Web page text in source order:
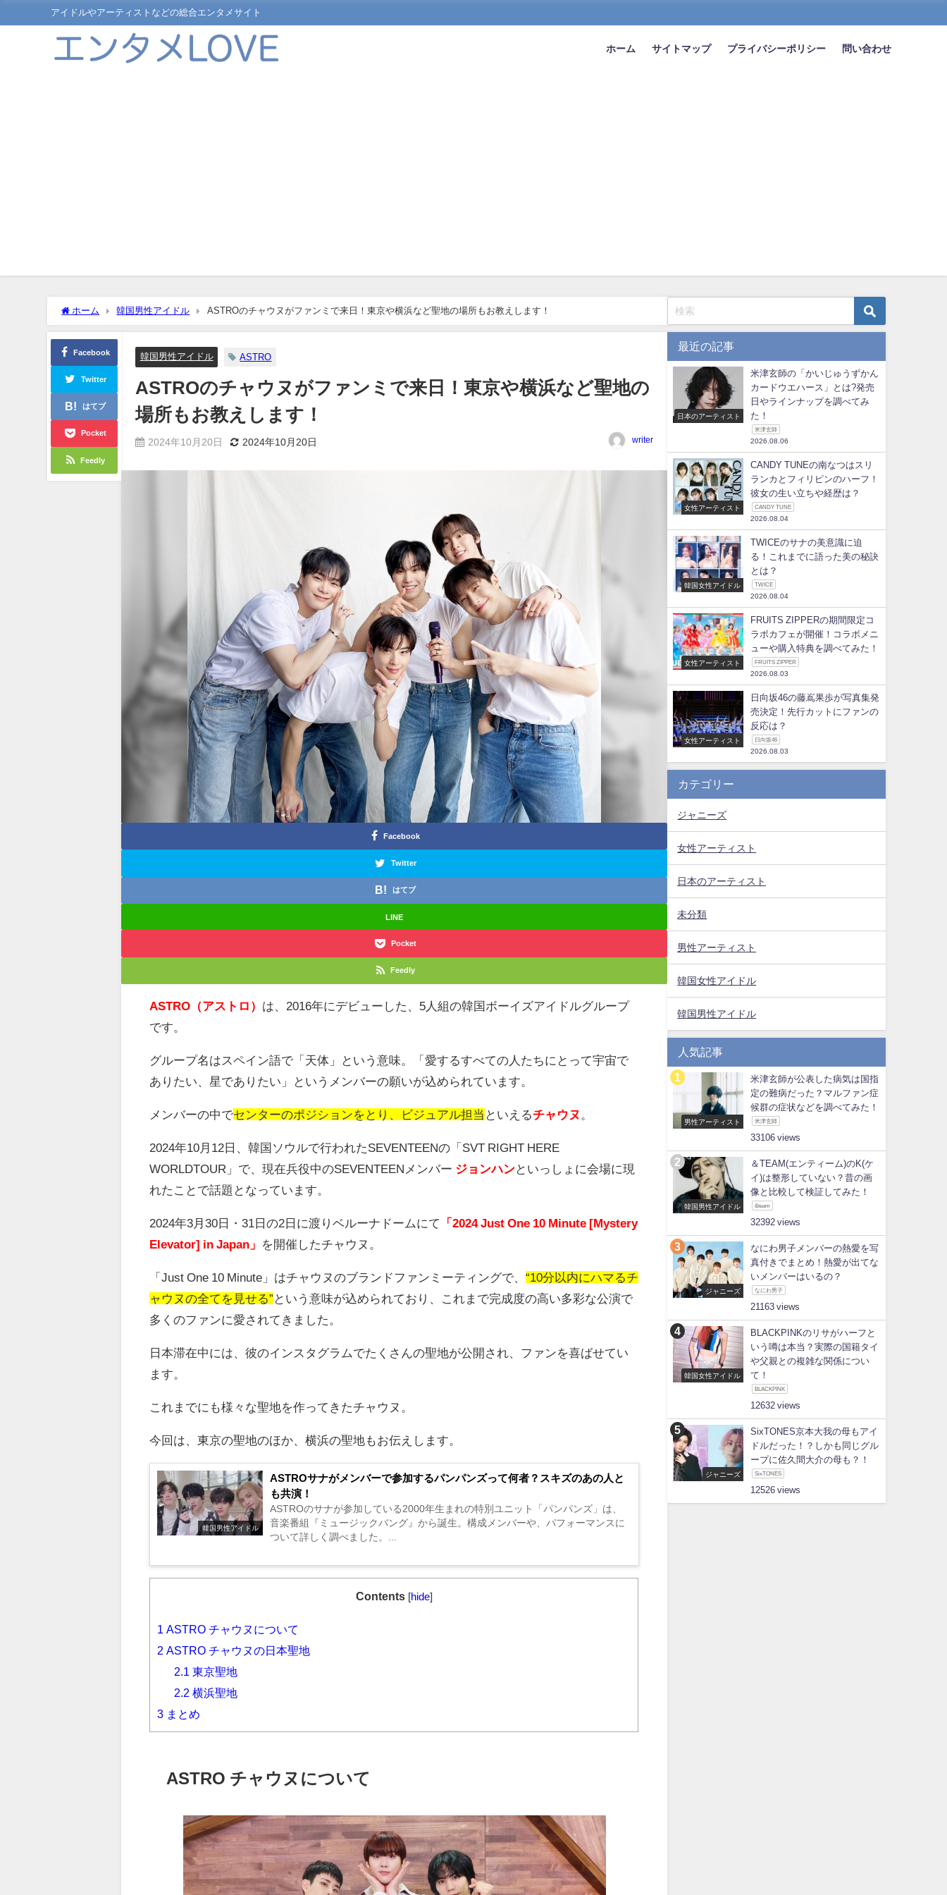
アイドルやアーティストなどの総合エンタメサイト
ホーム サイトマップ プライバシーポリシー 問い合わせ
ホーム 韓国男性アイドル ASTROのチャウヌがファンミで来日！東京や横浜など聖地の場所もお教えします！
Facebook
Twitter
はてブ
Pocket
Feedly
韓国男性アイドル ASTRO
ASTROのチャウヌがファンミで来日！東京や横浜など聖地の
場所もお教えします！
2024年10月20日 2024年10月20日 writer
Facebook
Twitter
はてブ
LINE
Pocket
Feedly
ASTRO（アストロ） は、2016年にデビューした、5人組の韓国ボーイズアイドルグループ
です。
グループ名はスペイン語で「天体」という意味。「愛するすべての人たちにとって宇宙で
ありたい、星でありたい」というメンバーの願いが込められています。
メンバーの中でセンターのポジションをとり、ビジュアル担当 といえるチャウヌ
2024年10月12日、韓国ソウルで行われたSEVENTEENの「 SVT RIGHT HERE
WORLDTOUR」で、現在兵役中のSEVENTEENメンバー ジョンハンといっしょに会場に現
れたことで話題となっています。
2024年3 月30 日・31 日の2 日に渡りベルーナドームにて
「2024 Just One 10 Minute [Mystery
Elevator] in Japan」
を開催したチャウヌ。
「Just One 10 Minute 」はチャウヌのブランドファンミーティングで、“10分以内にハマるチ
ャウヌの全てを見せる” という意味が込められており、これまで完成度の高い多彩な公演で
多くのファンに愛されてきました。
日本滞在中には、彼のインスタグラムでたくさんの聖地が公開され、ファンを喜ばせてい
ます。
これまでにも様々な聖地を作ってきたチャウヌ。
今回は、東京の聖地のほか、横浜の聖地もお伝えします。
韓国男性アイドル
ASTROサナがメンバーで参加するパンパンズって何者？スキズのあの人と
も共演！
ASTROのサナが参加している2000年生まれの特別ユニット「パンパンズ」は、
音楽番組『ミュージックバング』から誕生。構成メンバーや、パフォーマンスに
ついて詳しく調べました。...
Contents hide]
1 ASTRO チャウヌについて
2 ASTRO チャウヌの日本聖地
2.1 東京聖地
2.2 横浜聖地
3 まとめ
ASTRO チャウヌについて
最近の記事
日本のアーティスト
米津玄師の「かいじゅうずかん
カードウエハース」とは?発売
日やラインナップを調べてみ
た！
米津玄師
2026.08.06
女性アーティスト
CANDY TUNEの南なつはスリ
ランカとフィリピンのハーフ！
彼女の生い立ちや経歴は？
CANDY TUNE
2026.08.04
韓国女性アイドル
TWICEのサナの美意識に迫
る！これまでに語った美の秘訣
とは？
TWICE
2026.08.04
女性アーティスト
FRUITS ZIPPERの期間限定コ
ラボカフェが開催！コラボメニ
ューや購入特典を調べてみた！
FRUITS ZIPPER
2026.08.03
女性アーティスト
日向坂46の藤嶌果歩が写真集発
売決定！先行カットにファンの
反応は？
日向坂46
2026.08.03
カテゴリー
ジャニーズ
女性アーティスト
日本のアーティスト
未分類
男性アーティスト
韓国女性アイドル
韓国男性アイドル
人気記事
男性アーティスト
米津玄師が公表した病気は国指
定の難病だった？マルファン症
候群の症状などを調べてみた！
米津玄師
33106
韓国男性アイドル
＆TEAM(エンティーム)のK(ケ
イ)は整形していない？昔の画
像と比較して検証してみた！
&team
32392
ジャニーズ
なにわ男子メンバーの熱愛を写
真付きでまとめ！熱愛が出てな
いメンバーはいるの？
なにわ男子
21163
韓国女性アイドル
BLACKPINKのリサがハーフと
いう噂は本当？実際の国籍タイ
や父親との複雑な関係につい
て！
BLACKPINK
12632
ジャニーズ
SixTONES京本大我の母もアイ
ドルだった！？しかも同じグル
ープに佐久間大介の母も？！
SixTONES
12526